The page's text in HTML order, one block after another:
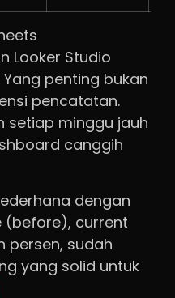
Looker Studio
penting bukan
pencatatan.
setiap minggu jauh
canggih
dengan
(before), current
persen, sudah
yang solid untuk